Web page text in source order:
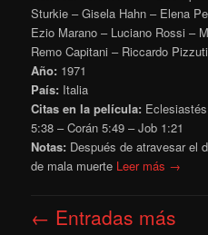
Sturkie – Gisela Hahn – Elena
Ezio Marano – Luciano Rossi –
Remo Capitani – Riccardo
Año: 1971
País: Italia
Citas en la película:
5:38 – Corán 5:49 – Job 1:21
Notas: Después de atravesar el
de mala muerte Leer más →
de
← Entradas más